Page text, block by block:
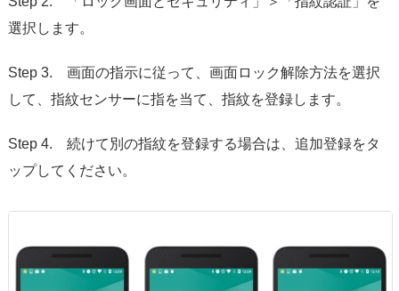
選択します。
Step 3. 画面の指示に従って、画面ロック解除方法を選択
して、指紋センサーに指を当て、指紋を登録します。
Step 4. 続けて別の指紋を登録する場合は、追加登録をタ
ップしてください。